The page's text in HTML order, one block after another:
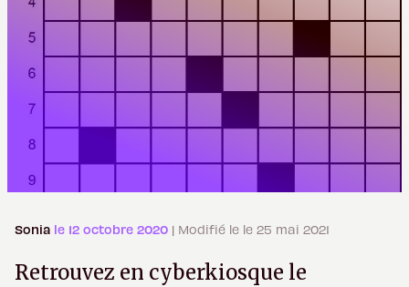
Sonia le 12 octobre 2020 | Modifié le le 25 mai 2021
Retrouvez en cyberkiosque le